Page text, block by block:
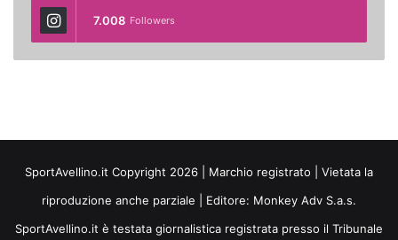
7.008 Followers
SportAvellino.it Copyright 2026 | Marchio registrato | Vietata la
riproduzione anche parziale | Editore: Monkey Adv S.a.s.
SportAvellino.it è testata giornalistica registrata presso il Tribunale